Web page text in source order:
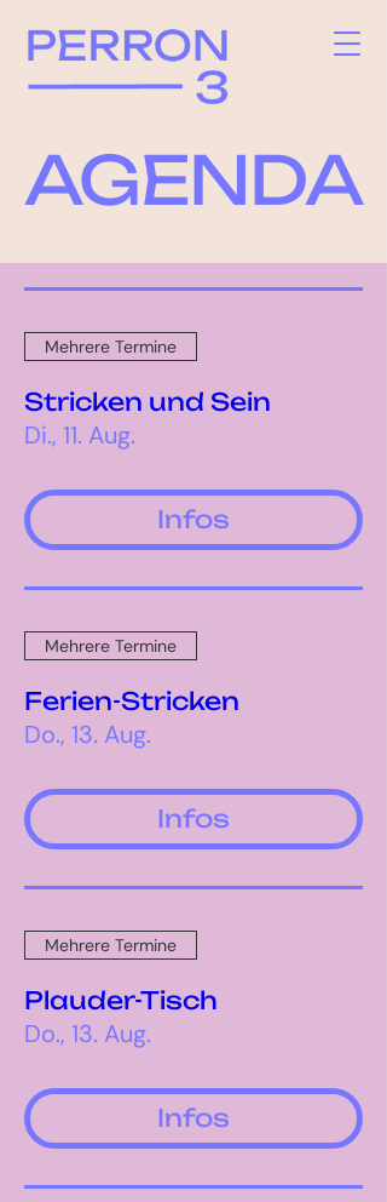
AGENDA
Mehrere Termine
Stricken und Sein
Di., 11. Aug.
Infos
Mehrere Termine
Ferien-Stricken
Do., 13. Aug.
Infos
Mehrere Termine
Plauder-Tisch
Do., 13. Aug.
Infos